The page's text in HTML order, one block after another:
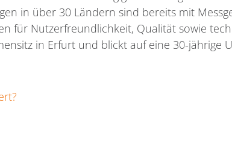
in über 30 Ländern sind bereits mit
für Nutzerfreundlichkeit, Qualität sowie
in Erfurt und blickt auf eine 30-jährige